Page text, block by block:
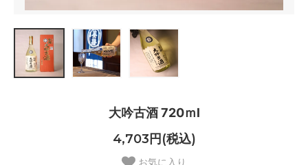
大吟古酒 720ｍl
4,703円(税込)
お気に入り